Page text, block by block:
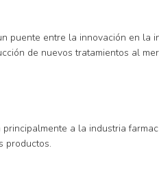
puente entre la innovación en
de nuevos tratamientos al
a la industria
productos.